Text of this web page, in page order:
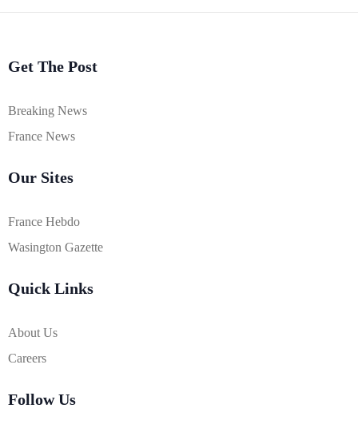
Get The Post
Breaking News
France News
Our Sites
France Hebdo
Wasington Gazette
Quick Links
About Us
Careers
Follow Us